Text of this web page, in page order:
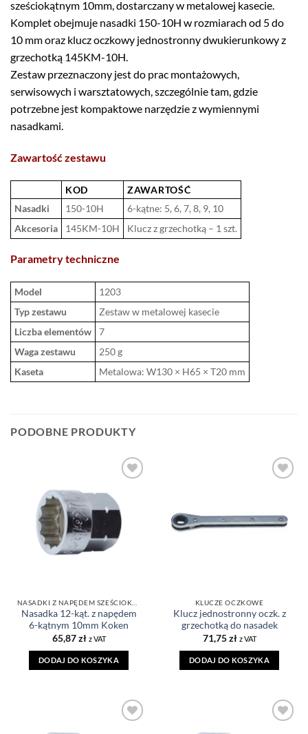
sześciokątnym 10mm, dostarczany w metalowej kasecie.
Komplet obejmuje nasadki 150-10H w rozmiarach od 5 do
10 mm oraz klucz oczkowy jednostronny dwukierunkowy z
grzechotką 145KM-10H.
Zestaw przeznaczony jest do prac montażowych,
serwisowych i warsztatowych, szczególnie tam, gdzie
potrzebne jest kompaktowe narzędzie z wymiennymi
nasadkami.
Zawartość zestawu
KOD
ZAWARTOŚĆ
Nasadki
150-10H
6-kątne: 5, 6, 7, 8, 9, 10
Akcesoria
145KM-10H Klucz z grzechotką – 1 szt.
Parametry techniczne
Model
1203
Typ zestawu
Zestaw w metalowej kasecie
Liczba elementów
7
Waga zestawu
250 g
Kaseta
Metalowa: W130 × H65 × T20 mm
PODOBNE PRODUKTY
ULUBIONYCH
Nasadka 12-kąt. z napędem
6-kątnym 10mm Koken
65,87zł z VAT
DODAJ DO KOSZYKA
KLUCZE OCZKOWE
Klucz jednostronny oczk. z
grzechotką do nasadek
71,75zł z VAT
DODAJ DO KOSZYKA